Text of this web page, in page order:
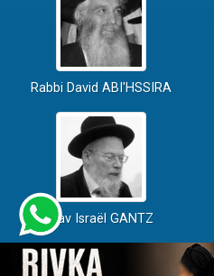
Rabbi David ABI'HSSIRA
Rav Israël GANTZ